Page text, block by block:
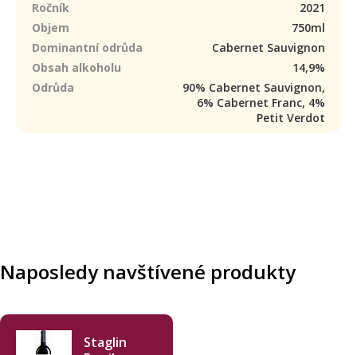
Ročník
2021
Objem
750ml
Dominantní odrůda
Cabernet Sauvignon
Obsah alkoholu
14,9%
Odrůda
90% Cabernet Sauvignon,
6% Cabernet Franc, 4%
Petit Verdot
Naposledy navštívené produkty
Staglin